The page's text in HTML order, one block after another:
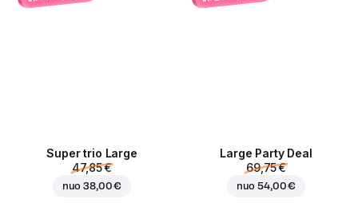
Super trio Large
47,85 €
nuo38,00 €
Large Party Deal
69,75 €
nuo54,00 €